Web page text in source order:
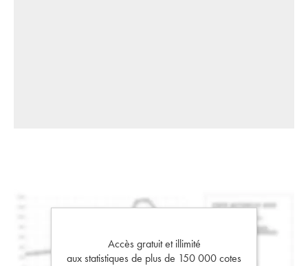
Accès gratuit et illimité
aux statistiques de plus de 150 000 cotes